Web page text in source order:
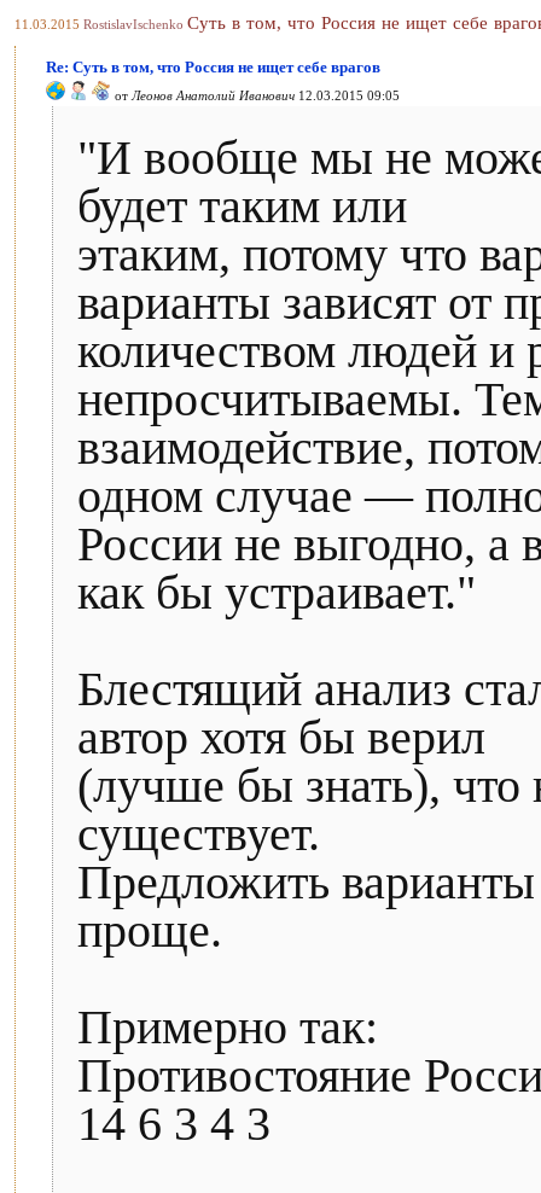
11.03.2015 RostislavIschenko Суть в том, что Россия не ищет себе
Re: Суть в том, что Россия не ищет себе врагов
от Леонов Анатолий Иванович 12.03.2015 09:05
"И вообще мы не
будет таким или
этаким, потому что
варианты зависят от
количеством людей и
непросчитываемы.
взаимодействие,
одном случае —
России не выгодно, а
как бы устраивает."
Блестящий анализ
автор хотя бы верил
(лучше бы знать), что
существует.
Предложить
проще.
Примерно так:
Противостояние
14 6 3 4 3